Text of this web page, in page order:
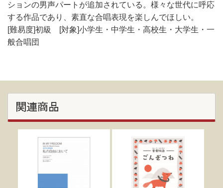
ションの男声パートが追加されている。様々な世代に呼応
する作品であり、素直な合唱表現を楽しんでほしい。
[難易度]初級 [対象]小学生・中学生・高校生・大学生・一
般合唱団
関連商品